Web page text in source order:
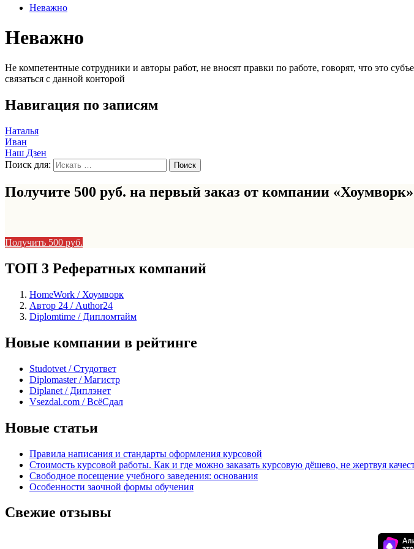
Неважно
Неважно
Не компетентные сотрудники и авторы работ, не вносят правки по работе, говорят, что это
связаться с данной конторой
Навигация по записям
Наталья
Иван
Наш Дзен
Поиск для:
Получите 500 руб. на первый заказ от компании «Хоумворк»
Получить 500 руб.
ТОП 3 Рефератных компаний
HomeWork / Хоумворк
Автор 24 / Author24
Diplomtime / Дипломтайм
Новые компании в рейтинге
Studotvet / Студответ
Diplomaster / Магистр
Diplanet / Диплэнет
Vsezdal.com / ВсёСдал
Новые статьи
Правила написания и стандарты оформления курсовой
Стоимость курсовой работы. Как и где можно заказать курсовую дёшево, не жертвуя
Свободное посещение учебного заведения: основания
Особенности заочной формы обучения
Свежие отзывы